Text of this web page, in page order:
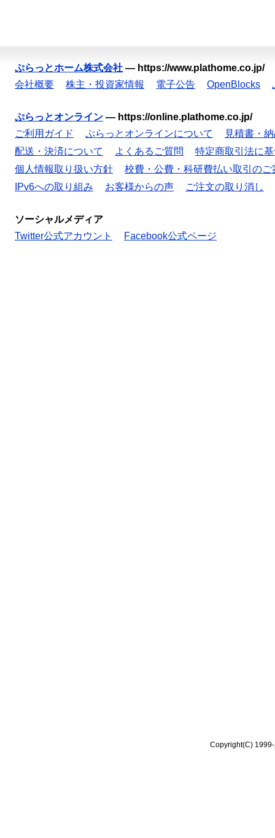
ぷらっとホーム株式会社 — https://www.plathome.co.jp/
会社概要
株主・投資家情報 電子公告 OpenBlocks
ぷらっとオンライン — https://online.plathome.co.jp/
ご利用ガイド
ぷらっとオンラインについて
見積書・
配送・決済について
よくあるご質問
特定商取引法に
個人情報取り扱い方針
校費・公費・科研費払い取引のご
IPv6への取り組み
お客様からの声 ご注文の取り消し
ソーシャルメディア
Twitter公式アカウント
Facebook公式ページ
Copyright(C)